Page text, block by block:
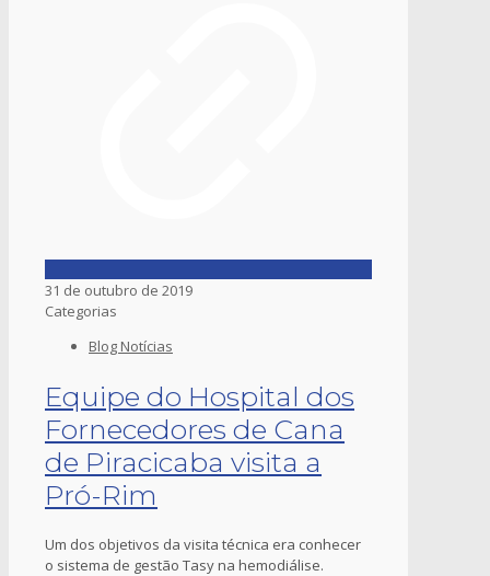
31 de outubro de 2019
Categorias
Blog Notícias
Equipe do Hospital dos
Fornecedores de Cana
de Piracicaba visita a
Pró-Rim
Um dos objetivos da visita técnica era conhecer
o sistema de gestão Tasy na hemodiálise.